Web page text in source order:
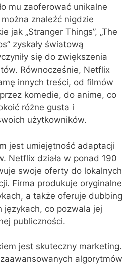
mu zaoferować unikalne
znaleźć nigdzie
jak „Stranger Things”, „The
zyskały światową
się do zwiększenia
Równocześnie, Netflix
innych treści, od filmów
komedie, do anime, co
różne gusta i
użytkowników.
jest umiejętność adaptacji
Netflix działa w ponad 190
swoje oferty do lokalnych
Firma produkuje oryginalne
a także oferuje dubbing
językach, co pozwala jej
publiczności.
jest skuteczny marketing.
algorytmów